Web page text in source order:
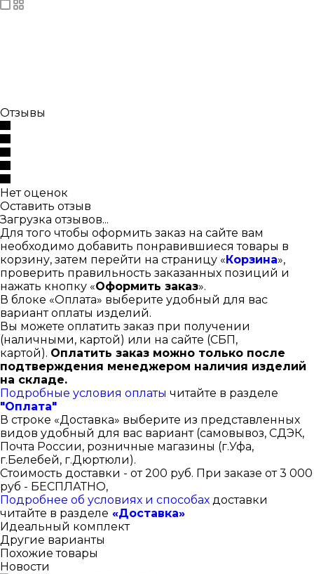
Отзывы
Нет оценок
Оставить отзыв
Загрузка отзывов...
Для того чтобы оформить заказ на сайте вам
необходимо добавить понравившиеся товары в
корзину, затем перейти на страницу «Корзина»,
проверить правильность заказанных позиций и
нажать кнопку «Оформить заказ».
В блоке «Оплата» выберите удобный для вас
вариант оплаты изделий.
Вы можете оплатить заказ при получении
(наличными, картой) или на сайте (СБП,
картой). Оплатить заказ можно только после
подтверждения менеджером наличия изделий
на складе.
Подробные условия оплаты читайте в разделе
"Оплата"
В строке «Доставка» выберите из представленных
видов удобный для вас вариант (самовывоз, СДЭК,
Почта России, розничные магазины (г.Уфа,
г.Белебей, г.Дюртюли).
Стоимость доставки - от 200 руб. При заказе от 3 000
руб - БЕСПЛАТНО,
Подробнее об условиях и способах доставки
читайте в разделе «Доставка»
Идеальный комплект
Другие варианты
Похожие товары
Новости